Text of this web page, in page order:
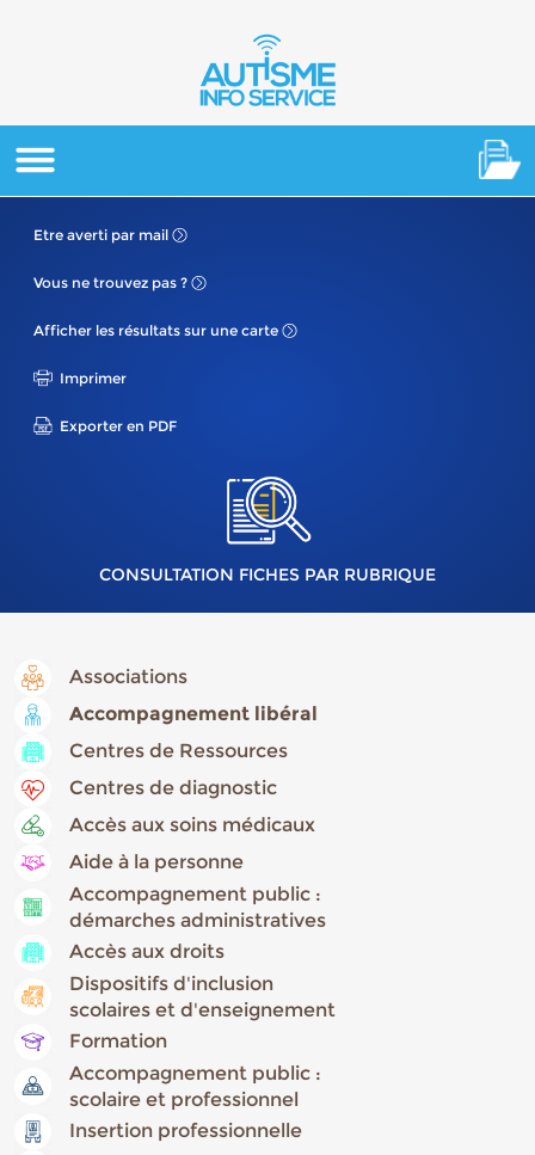
Etre averti par mail
Vous ne trouvez pas ?
Afficher les résultats sur une carte
Imprimer
Exporter en PDF
CONSULTATION FICHES PAR RUBRIQUE
Associations
Accompagnement libéral
Centres de Ressources
Centres de diagnostic
Accès aux soins médicaux
Aide à la personne
Accompagnement public :
démarches administratives
Accès aux droits
Dispositifs d'inclusion
scolaires et d'enseignement
Formation
Accompagnement public :
scolaire et professionnel
Insertion professionnelle